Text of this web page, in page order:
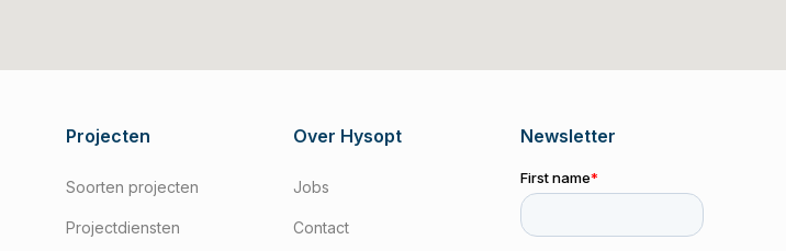
Projecten
Soorten projecten
Projectdiensten
Over Hysopt
Jobs
Contact
Newsletter